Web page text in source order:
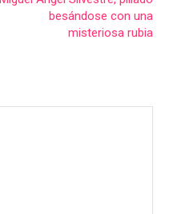
besándose con una
misteriosa rubia